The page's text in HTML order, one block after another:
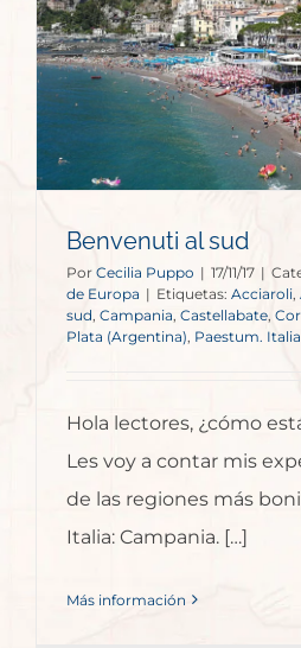
Benvenuti al sud
Por Cecilia Puppo | 17/11/17 |
de Europa | Etiquetas: Acciaroli,
sud Campania, Castellabate,
Plata (Argentina) Paestum. Italia
Hola lectores, ¿cómo
Les voy a contar mis
de las regiones más
Italia: Campania. […]
Más información